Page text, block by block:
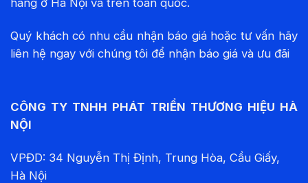
hàng ở Hà Nội và trên toàn quốc.
Quý khách có nhu cầu nhận báo giá hoặc tư vấn hãy
liên hệ ngay với chúng tôi để nhận báo giá và ưu đãi
CÔNG TY TNHH PHÁT TRIỂN THƯƠNG HIỆU HÀ
NỘI
VPĐD: 34 Nguyễn Thị Định, Trung Hòa, Cầu Giấy,
Hà Nội